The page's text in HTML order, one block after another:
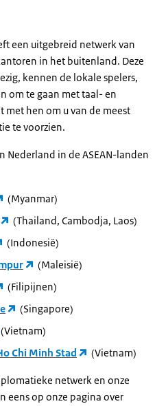
een uitgebreid netwerk van
in het buitenland. Deze
kennen de lokale spelers,
om te gaan met taal- en
met hen om u van de meest
te voorzien.
Nederland in de ASEAN-landen
(Myanmar)
(Thailand, Cambodja, Laos)
(Indonesië)
(Maleisië)
(Filipijnen)
(Singapore)
(Vietnam)
Chi Minh Stad
(Vietnam)
netwerk en onze
eens op onze pagina over